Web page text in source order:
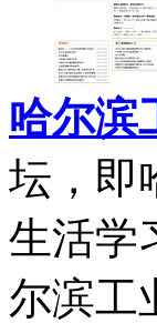
哈尔滨
坛，即
生活学
尔滨工